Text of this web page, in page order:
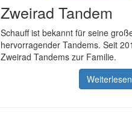
Zweirad Tandem
Schauff ist bekannt für seine
hervorragender Tandems. Seit
Zweirad Tandems zur Familie.
Weiterlesen